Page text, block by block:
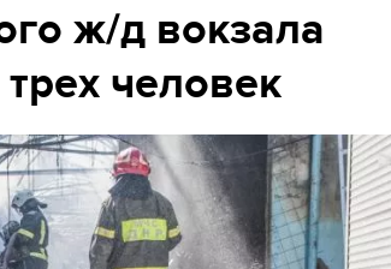
ж/д вокзала
человек